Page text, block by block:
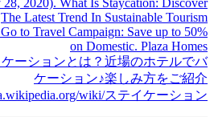
The Latest Trend In Sustainable Tourism
to Travel Campaign: Save up to 50%
on Domestic. Plaza Homes
ーションとは？近場のホテルでバ
ケーション♪楽しみ方をご紹介
wiki/ステイケーション